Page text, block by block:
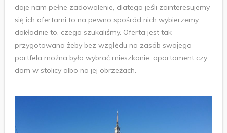
daje nam pełne zadowolenie, dlatego jeśli zainteresujemy
się ich ofertami to na pewno spośród nich wybierzemy
dokładnie to, czego szukaliśmy. Oferta jest tak
przygotowana żeby bez względu na zasób swojego
portfela można było wybrać mieszkanie, apartament czy
dom w stolicy albo na jej obrzeżach.